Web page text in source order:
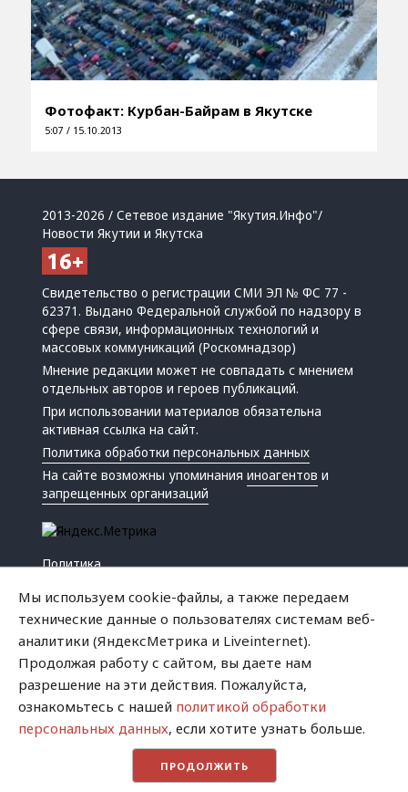
Фотофакт: Курбан-Байрам в Якутске
5:07 / 15.10.2013
2013-2026 / Сетевое издание "Якутия.Инфо"/
Новости Якутии и Якутска
Свидетельство о регистрации СМИ ЭЛ № ФС 77 -
62371. Выдано Федеральной службой по надзору в
сфере связи, информационных технологий и
массовых коммуникаций (Роскомнадзор)
Мнение редакции может не совпадать с мнением
отдельных авторов и героев публикаций.
При использовании материалов обязательна
активная ссылка на сайт.
Политика обработки персональных данных
На сайте возможны упоминанияиноагентов и
запрещенных организаций
Политика
Криминал
Успех
Хватит это терпеть
Мы используем cookie-файлы, а также передаем
технические данные о пользователях системам веб-
аналитики (ЯндексМетрика и Liveinternet).
Продолжая работу с сайтом, вы даете нам
разрешение на эти действия. Пожалуйста,
ознакомьтесь с нашей политикой обработки
персональных данных, если хотите узнать больше.
ПРОДОЛЖИТЬ